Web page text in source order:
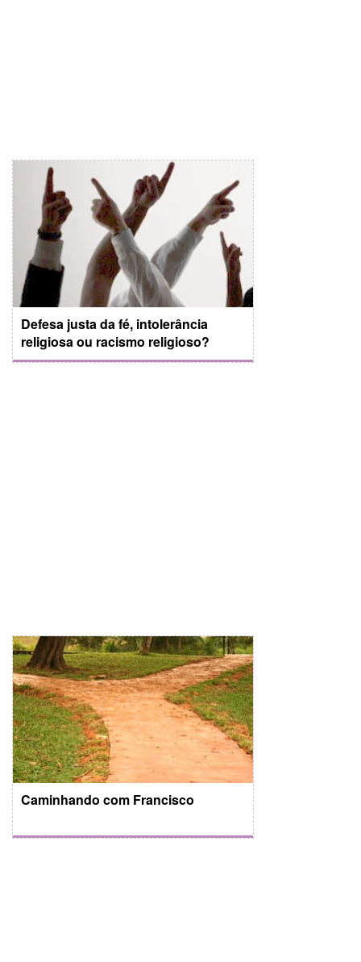
Defesa justa da fé, intolerância
religiosa ou racismo religioso?
Caminhando com Francisco